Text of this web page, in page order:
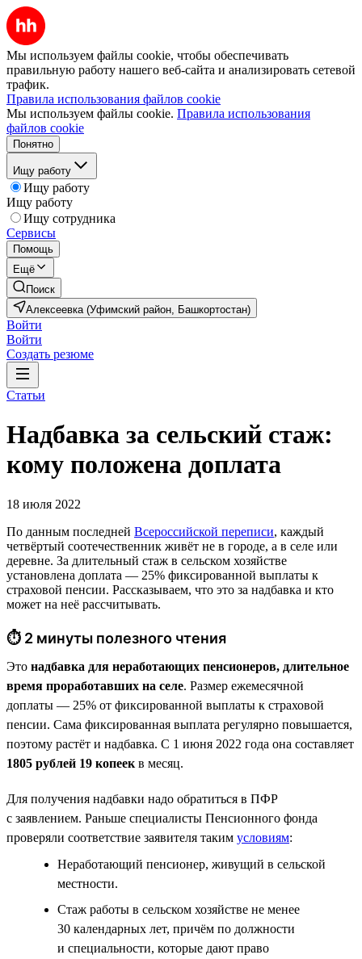
Мы используем файлы cookie, чтобы обеспечивать
правильную работу нашего веб-сайта и анализировать сетевой
трафик.
Правила использования файлов cookie
Мы используем файлы cookie. Правила использования
файлов cookie
Понятно
Ищу работу
Ищу работу
Ищу работу
Ищу сотрудника
Сервисы
Помощь
Ещё
Поиск
Алексеевка (Уфимский район, Башкортостан)
Войти
Войти
Создать резюме
Статьи
Надбавка за сельский стаж:
кому положена доплата
18 июля 2022
По данным последней Всероссийской переписи, каждый
четвёртый соотечественник живёт не в городе, а в селе или
деревне. За длительный стаж в сельском хозяйстве
установлена доплата — 25% фиксированной выплаты к
страховой пенсии. Рассказываем, что это за надбавка и кто
может на неё рассчитывать.
⏱ 2 минуты полезного чтения
Это надбавка для неработающих пенсионеров, длительное
время проработавших на селе. Размер ежемесячной
доплаты — 25% от фиксированной выплаты к страховой
пенсии. Сама фиксированная выплата регулярно повышается,
поэтому растёт и надбавка. С 1 июня 2022 года она составляет
1805 рублей 19 копеек в месяц.
Для получения надбавки надо обратиться в ПФР
с заявлением. Раньше специалисты Пенсионного фонда
проверяли соответствие заявителя таким условиям:
Неработающий пенсионер, живущий в сельской
местности.
Стаж работы в сельском хозяйстве не менее
30 календарных лет, причём по должности
и специальности, которые дают право